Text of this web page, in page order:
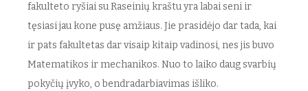
fakulteto ryšiai su Raseinių kraštu yra labai seni ir
tęsiasi jau kone pusę amžiaus. Jie prasidėjo dar tada, kai
ir pats fakultetas dar visaip kitaip vadinosi, nes jis buvo
Matematikos ir mechanikos. Nuo to laiko daug svarbių
pokyčių įvyko, o bendradarbiavimas išliko.